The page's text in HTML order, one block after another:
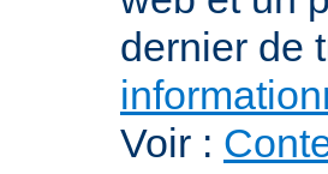
dernier de
Voir :